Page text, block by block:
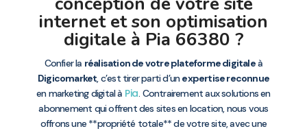
internet et son optimisation
digitale à Pia 66380 ?
Confier la réalisation de votre plateforme digitaleà
Digicomarket, c’est tirer parti d’unexpertise reconnue
en marketing digital à Pia. Contrairement aux solutions en
abonnement qui offrent des sites en location, nous vous
offrons une **propriété totale** de votre site, avec une